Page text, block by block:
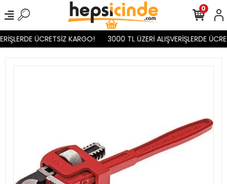
ÜCRETSİZ KARGO! 3000 TL ÜZERİ ALIŞVERİŞLERDE
0